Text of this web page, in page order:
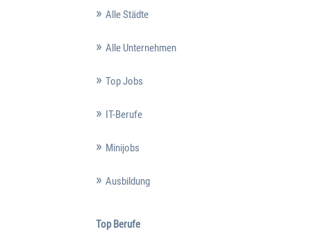
Alle Städte
Alle Unternehmen
Top Jobs
IT-Berufe
Minijobs
Ausbildung
Top Berufe